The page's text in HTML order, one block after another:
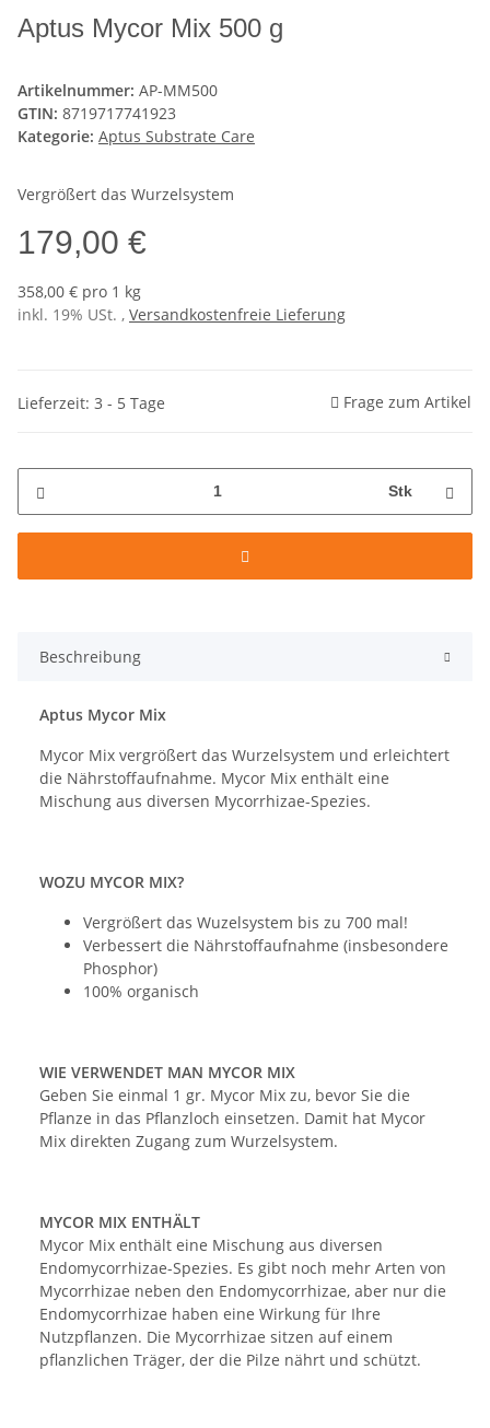
Aptus Mycor Mix 500 g
Artikelnummer: AP-MM500
GTIN: 8719717741923
Kategorie: Aptus Substrate Care
Vergrößert das Wurzelsystem
179,00 €
358,00 € pro 1 kg
inkl. 19% USt. , Versandkostenfreie Lieferung
Lieferzeit: 3 - 5 Tage Frage zum Artikel
Stk
Beschreibung
Aptus Mycor Mix
Mycor Mix vergrößert das Wurzelsystem und erleichtert
die Nährstoffaufnahme. Mycor Mix enthält eine
Mischung aus diversen Mycorrhizae-Spezies.
WOZU MYCOR MIX?
Vergrößert das Wuzelsystem bis zu 700 mal!
Verbessert die Nährstoffaufnahme (insbesondere
Phosphor)
100% organisch
WIE VERWENDET MAN MYCOR MIX
Geben Sie einmal 1 gr. Mycor Mix zu, bevor Sie die
Pflanze in das Pflanzloch einsetzen. Damit hat Mycor
Mix direkten Zugang zum Wurzelsystem.
MYCOR MIX ENTHÄLT
Mycor Mix enthält eine Mischung aus diversen
Endomycorrhizae-Spezies. Es gibt noch mehr Arten von
Mycorrhizae neben den Endomycorrhizae, aber nur die
Endomycorrhizae haben eine Wirkung für Ihre
Nutzpflanzen. Die Mycorrhizae sitzen auf einem
pflanzlichen Träger, der die Pilze nährt und schützt.